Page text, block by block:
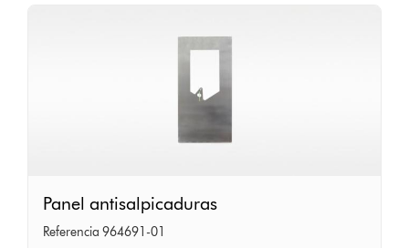
antisalpicaduras
Panel antisalpicaduras
Referencia 964691-01